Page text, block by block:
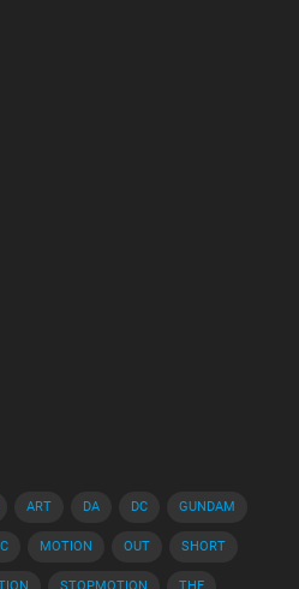
ART DA DC GUNDAM
MOTION OUT SHORT